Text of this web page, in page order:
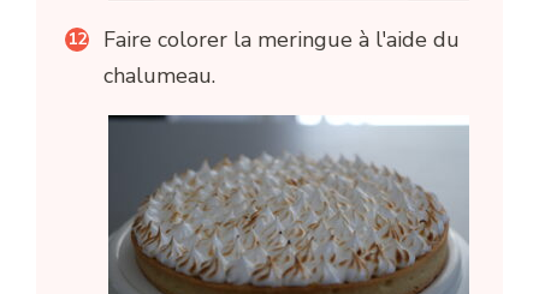
Faire colorer la meringue à l'aide du
chalumeau.